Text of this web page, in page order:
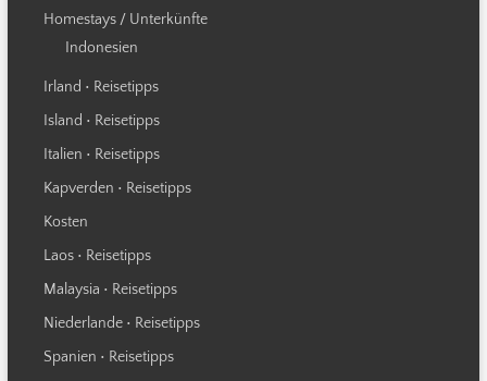
Homestays / Unterkünfte
Indonesien
Irland • Reisetipps
Island • Reisetipps
Italien • Reisetipps
Kapverden • Reisetipps
Kosten
Laos • Reisetipps
Malaysia • Reisetipps
Niederlande • Reisetipps
Spanien • Reisetipps